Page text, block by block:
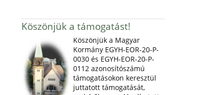
Köszönjük a támogatást!
Köszönjük a Magyar
Kormány EGYH-EOR-20-P-
0030 és EGYH-EOR-20-P-
0112 azonosítószámú
támogatásokon keresztül
juttatott támogatását,